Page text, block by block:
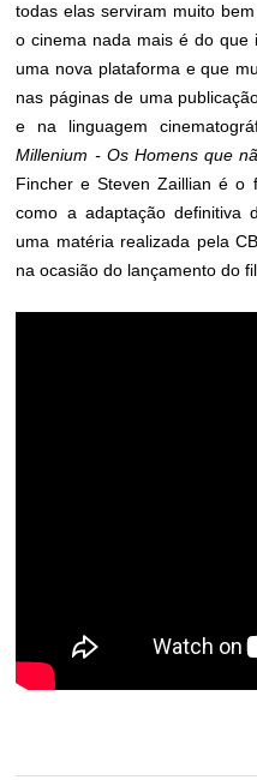
todas elas serviram muito
o cinema nada mais é do que
uma nova plataforma e que
nas páginas de uma
e na linguagem
Millenium - Os Homens que
Fincher e Steven Zaillian é o
como a adaptação definitiva
uma matéria realizada pela
na ocasião do lançamento do